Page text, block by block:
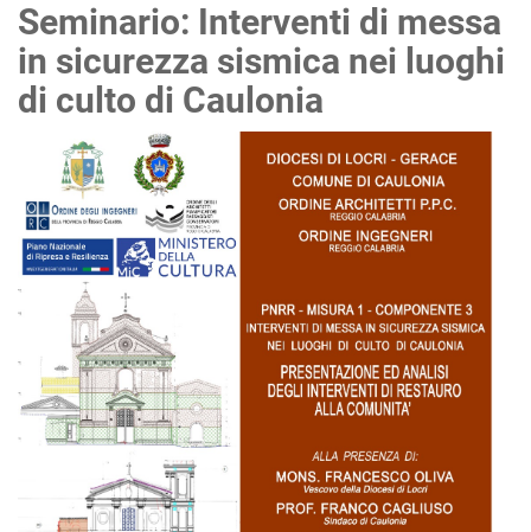
Seminario: Interventi di messa
in sicurezza sismica nei luoghi
di culto di Caulonia